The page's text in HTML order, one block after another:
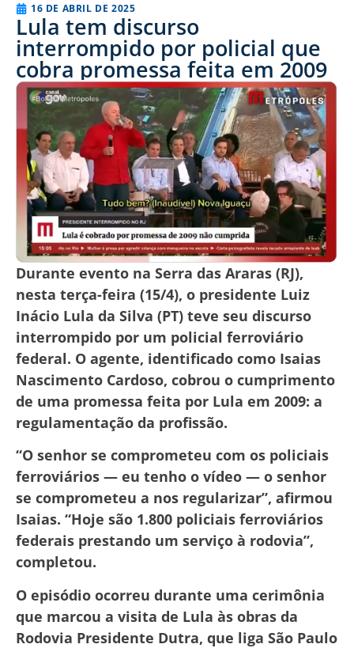
16 DE ABRIL DE 2025
Lula tem discurso
interrompido por policial que
cobra promessa feita em 2009
Durante evento na Serra das Araras (RJ),
nesta terça-feira (15/4), o presidente Luiz
Inácio Lula da Silva (PT) teve seu discurso
interrompido por um policial ferroviário
federal. O agente, identificado como Isaias
Nascimento Cardoso, cobrou o cumprimento
de uma promessa feita por Lula em 2009: a
regulamentação da profissão.
“O senhor se comprometeu com os policiais
ferroviários — eu tenho o vídeo — o senhor
se comprometeu a nos regularizar”, afirmou
Isaias. “Hoje são 1.800 policiais ferroviários
federais prestando um serviço à rodovia”,
completou.
O episódio ocorreu durante uma cerimônia
que marcou a visita de Lula às obras da
Rodovia Presidente Dutra, que liga São Paulo